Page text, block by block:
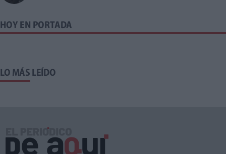
HOY EN PORTADA
LO MÁS LEÍDO